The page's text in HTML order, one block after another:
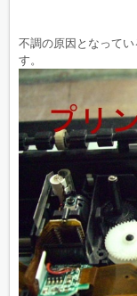
不調の原因となって
す。